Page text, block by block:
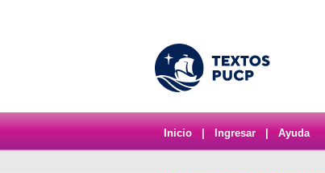
Inicio Ingresar Ayuda